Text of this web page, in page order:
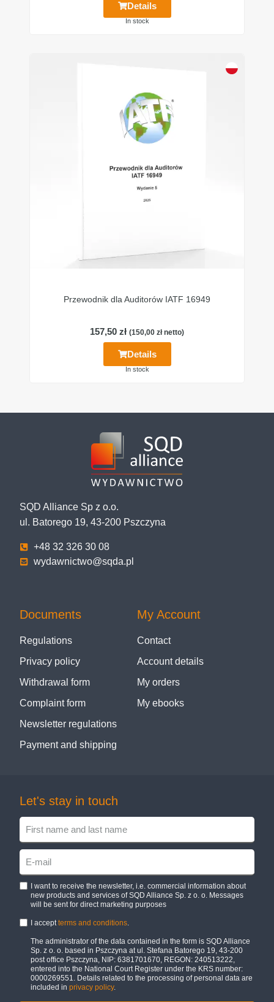
Details
In stock
Przewodnik dla Auditorów IATF 16949
157,50 zł (150,00 złnetto)
Details
In stock
SQD Alliance Sp z o.o.
ul. Batorego 19, 43-200 Pszczyna
+48 32 326 30 08
wydawnictwo@sqda.pl
Documents
Regulations
Privacy policy
Withdrawal form
Complaint form
Newsletter regulations
Payment and shipping
My Account
Contact
Account details
My orders
My ebooks
Let's stay in touch
I want to receive the newsletter, i.e. commercial information about
new products and services of SQD Alliance Sp. z o. o. Messages
will be sent for direct marketing purposes
I acceptterms and conditions.
The administrator of the data contained in the form is SQD Alliance
Sp. z o. o. based in Pszczyna at ul. Stefana Batorego 19, 43-200
post office Pszczyna, NIP: 6381701670, REGON: 240513222,
entered into the National Court Register under the KRS number:
0000269551. Details related to the processing of personal data are
included in privacy policy.